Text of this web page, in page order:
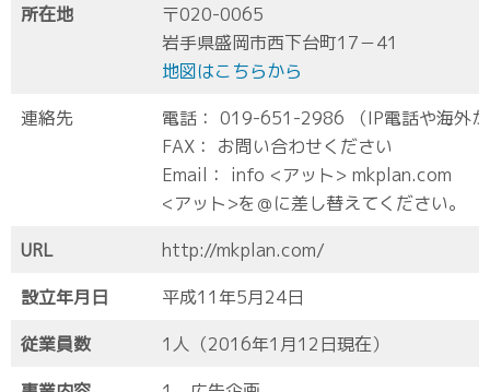
所在地
〒020-0065
岩手県盛岡市西下台町17－41
地図はこちらから
連絡先
電話： 019-651-2986 （IP電話や海外
FAX： お問い合わせください
Email： info <アット> mkplan.com
<アット>を＠に差し替えてください。
URL
http://mkplan.com/
設立年月日
平成11年5月24日
従業員数
1人（2016年1月12日現在）